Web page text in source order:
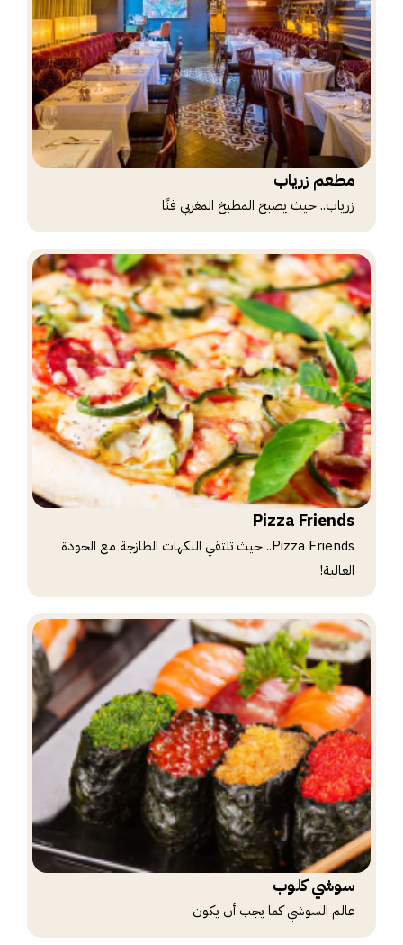
مطعم زرياب
زرياب.. حيث يصبح المطبخ المغربي فنًا
Pizza Friends
Pizza Friends.. حيث تلتقي النكهات الطازجة مع الجودة
العالية!
سوشي كلوب
عالم السوشي كما يجب أن يكون